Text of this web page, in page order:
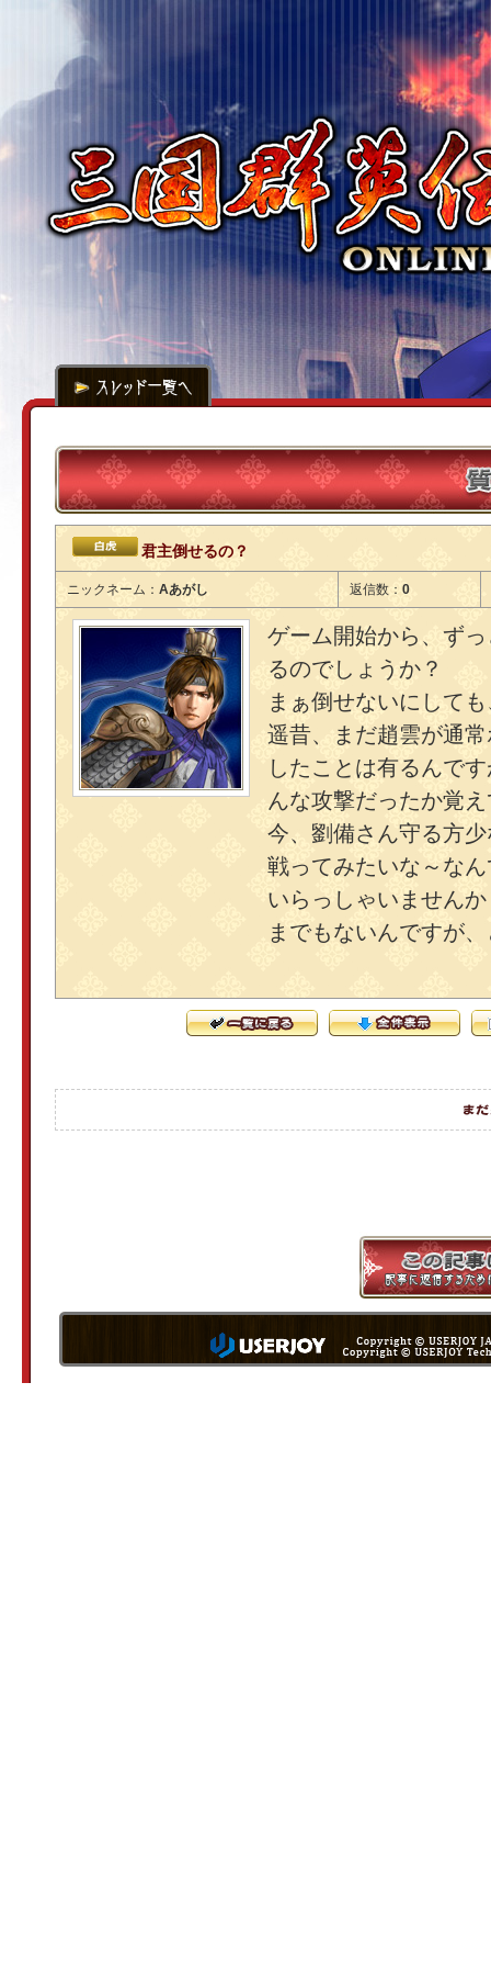
君主倒せるの？
ニックネーム： Aあがし 返信数： 0
ゲーム開始から、ず
るのでしょうか？
まぁ倒せないにして
遥昔、まだ趙雲が通
したことは有るんで
んな攻撃だったか覚
今、劉備さん守る方
戦ってみたいな～な
いらっしゃいません
までもないんですが